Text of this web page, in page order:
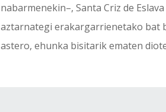
nabarmenekin–, Santa Criz de
aztarnategi erakargarrienetako bat
astero, ehunka bisitarik ematen